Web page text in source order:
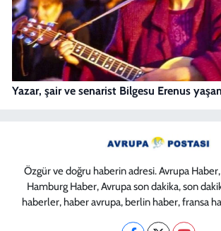
Yazar, şair ve senarist Bilgesu Erenus
Özgür ve doğru haberin adresi. Avrupa
Hamburg Haber, Avrupa son dakika, son
haberler, haber avrupa, berlin haber, fransa